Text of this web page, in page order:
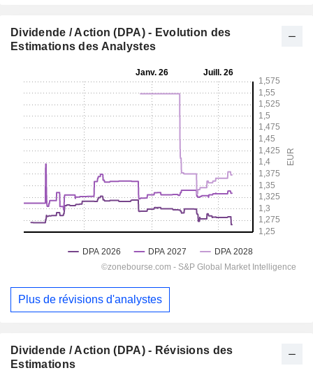
Dividende / Action (DPA) - Evolution des
Estimations des Analystes
Plus de révisions d'analystes
Dividende / Action (DPA) - Révisions des
Estimations